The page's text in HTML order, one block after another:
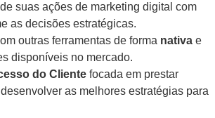
de suas ações de marketing digital com
as decisões estratégicas.
outras ferramentas de forma nativa e
disponíveis no mercado.
do Cliente focada em prestar
as melhores estratégias para